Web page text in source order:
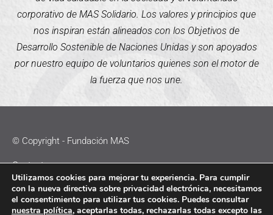
corporativo de MAS Solidario. Los valores y principios que
nos inspiran están alineados con los Objetivos de
Desarrollo Sostenible de Naciones Unidas y son apoyados
por nuestro equipo de voluntarios quienes son el motor de
la fuerza que nos une.
© Copyright - Fundación MAS
Contacto
Política de Cookies
Utilizamos cookies para mejorar tu experiencia. Para cumplir
con la nueva directiva sobre privacidad electrónica, necesitamos
el consentimiento para utilizar tus cookies. Puedes consultar
nuestra política, aceptarlas todas, rechazarlas todas excepto las